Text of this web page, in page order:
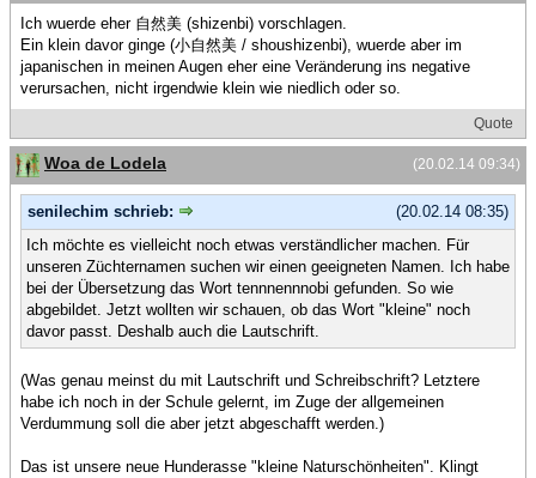
Ich wuerde eher 自然美 (shizenbi) vorschlagen.
Ein klein davor ginge (小自然美 / shoushizenbi), wuerde aber im
japanischen in meinen Augen eher eine Veränderung ins negative
verursachen, nicht irgendwie klein wie niedlich oder so.
Quote
(20.02.14 09:34)
Woa de Lodela
(20.02.14 08:35)
senilechim schrieb:
Ich möchte es vielleicht noch etwas verständlicher machen. Für
unseren Züchternamen suchen wir einen geeigneten Namen. Ich habe
bei der Übersetzung das Wort tennnennnobi gefunden. So wie
abgebildet. Jetzt wollten wir schauen, ob das Wort "kleine" noch
davor passt. Deshalb auch die Lautschrift.
(Was genau meinst du mit Lautschrift und Schreibschrift? Letztere
habe ich noch in der Schule gelernt, im Zuge der allgemeinen
Verdummung soll die aber jetzt abgeschafft werden.)
Das ist unsere neue Hunderasse "kleine Naturschönheiten". Klingt